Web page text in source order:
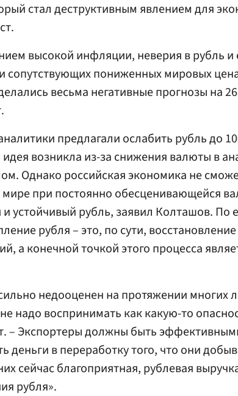
стал деструктивным явлением для
высокой инфляции, неверия в рубль и
сопутствующих пониженных мировых
весьма негативные прогнозы на
предлагали ослабить рубль до
идея возникла из-за снижения валюты в
Однако российская экономика не
мире при постоянно обесценивающейся
и устойчивый рубль, заявил Колташов. По
рубля – это, по сути, восстановление
а конечной точкой этого процесса
недооценен на протяжении многих
надо воспринимать как какую-то
– Экспортеры должны быть
деньги в переработку того, что они
сейчас благоприятная, рублевая
рубля».